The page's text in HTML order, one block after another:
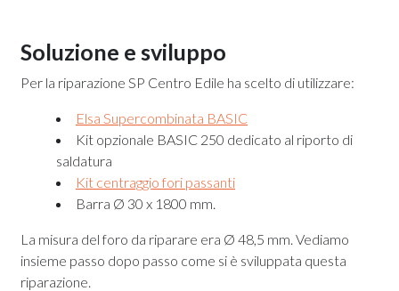
Soluzione e sviluppo
Per la riparazione SP Centro Edile ha scelto di utilizzare:
Elsa Supercombinata BASIC
Kit opzionale BASIC 250 dedicato al riporto di
saldatura
Kit centraggio fori passanti
Barra Ø 30 x 1800 mm.
La misura del foro da riparare era Ø 48,5 mm. Vediamo
insieme passo dopo passo come si è sviluppata questa
riparazione.